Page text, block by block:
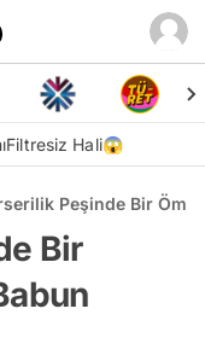
Filtresiz Hali😱
Peşinde Bir
Bir